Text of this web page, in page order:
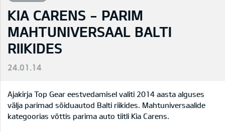
KIA CARENS - PARIM
MAHTUNIVERSAAL BALTI
RIIKIDES
24.01.14
Ajakirja Top Gear eestvedamisel valiti 2014 aasta alguses
välja parimad sõiduautod Balti riikides. Mahtuniversaalide
kategoorias võttis parima auto tiitli Kia Carens.